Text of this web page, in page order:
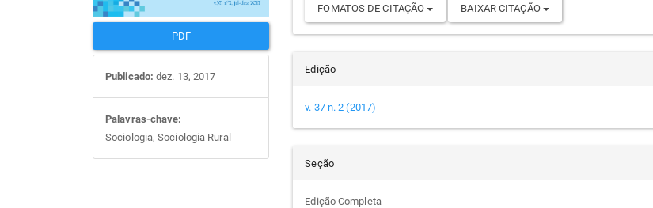
PDF
Publicado: dez. 13, 2017
Palavras-chave:
Sociologia, Sociologia Rural
FOMATOS DE CITAÇÃO BAIXAR CITAÇÃO
Edição
v. 37 n. 2 (2017)
Seção
Edição Completa